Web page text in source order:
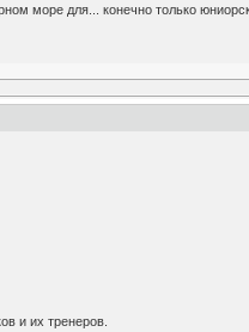
море для... конечно только
и их тренеров.